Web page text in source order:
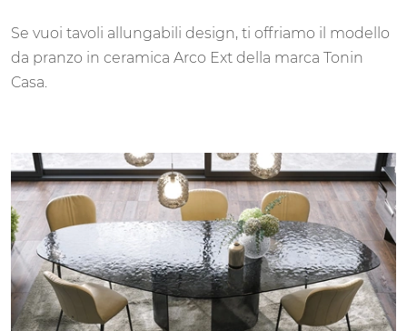
Se vuoi tavoli allungabili design, ti offriamo il modello
da pranzo in ceramica Arco Ext della marca Tonin
Casa.